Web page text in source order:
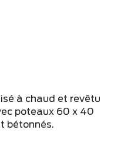
à chaud et revêtu
poteaux 60 x 40
bétonnés.